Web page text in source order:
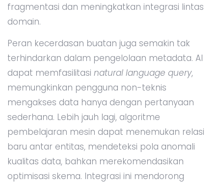
fragmentasi dan meningkatkan integrasi lintas
domain.
Peran kecerdasan buatan juga semakin tak
terhindarkan dalam pengelolaan metadata. AI
dapat memfasilitasi natural language query,
memungkinkan pengguna non-teknis
mengakses data hanya dengan pertanyaan
sederhana. Lebih jauh lagi, algoritme
pembelajaran mesin dapat menemukan relasi
baru antar entitas, mendeteksi pola anomali
kualitas data, bahkan merekomendasikan
optimisasi skema. Integrasi ini mendorong